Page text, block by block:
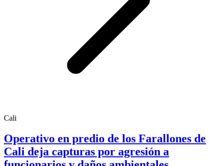
Cali
Operativo en predio de los Farallones de
Cali deja capturas por agresión a